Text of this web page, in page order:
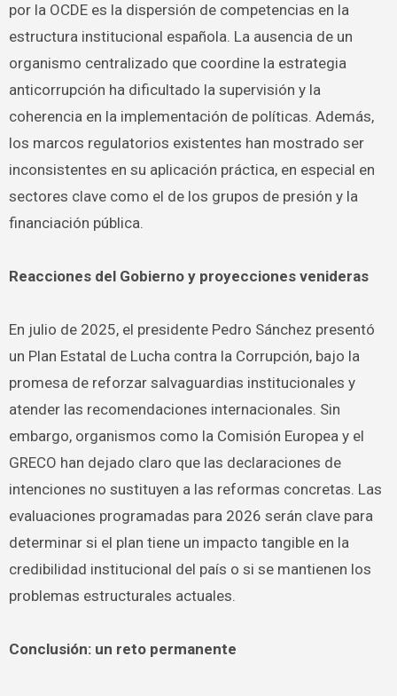
por la OCDE es la dispersión de competencias en la
estructura institucional española. La ausencia de un
organismo centralizado que coordine la estrategia
anticorrupción ha dificultado la supervisión y la
coherencia en la implementación de políticas. Además,
los marcos regulatorios existentes han mostrado ser
inconsistentes en su aplicación práctica, en especial en
sectores clave como el de los grupos de presión y la
financiación pública.
Reacciones del Gobierno y proyecciones venideras
En julio de 2025, el presidente Pedro Sánchez presentó
un Plan Estatal de Lucha contra la Corrupción, bajo la
promesa de reforzar salvaguardias institucionales y
atender las recomendaciones internacionales. Sin
embargo, organismos como la Comisión Europea y el
GRECO han dejado claro que las declaraciones de
intenciones no sustituyen a las reformas concretas. Las
evaluaciones programadas para 2026 serán clave para
determinar si el plan tiene un impacto tangible en la
credibilidad institucional del país o si se mantienen los
problemas estructurales actuales.
Conclusión: un reto permanente